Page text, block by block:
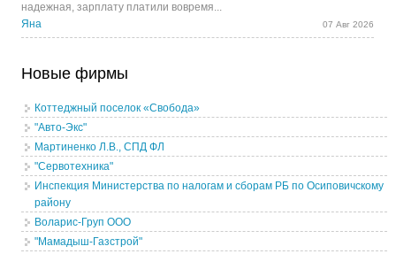
надежная, зарплату платили вовремя...
Яна
07 Авг 2026
Новые фирмы
Коттеджный поселок «Свобода»
"Авто-Экс"
Мартиненко Л.В., СПД ФЛ
"Сервотехника"
Инспекция Министерства по налогам и сборам РБ по Осиповичскому
району
Воларис-Груп ООО
"Мамадыш-Газстрой"